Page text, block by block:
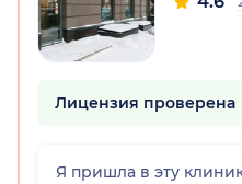
Лицензия проверена
Я пришла в эту